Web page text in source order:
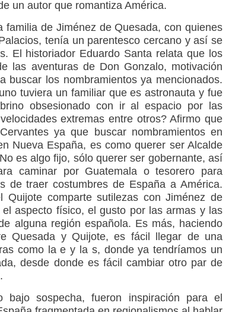
un autor que romantiza América.
familia de Jiménez de Quesada, con quienes
tenía un parentesco cercano y así se
El historiador Eduardo Santa relata que los
las aventuras de Don Gonzalo, motivación
buscar los nombramientos ya mencionados.
tuviera un familiar que es astronauta y fue
obsesionado con ir al espacio por las
extremas entre otros? Afirmo que
ya que buscar nombramientos en
Nueva España, es como querer ser Alcalde
es algo fijo, sólo querer ser gobernante, así
caminar por Guatemala o tesorero para
de traer costumbres de España a América.
comparte sutilezas con Jiménez de
aspecto físico, el gusto por las armas y las
alguna región española. Es más, haciendo
Quesada y Quijote, es fácil llegar de una
como la e y la s, donde ya tendríamos un
desde donde es fácil cambiar otro par de
bajo sospecha, fueron inspiración para el